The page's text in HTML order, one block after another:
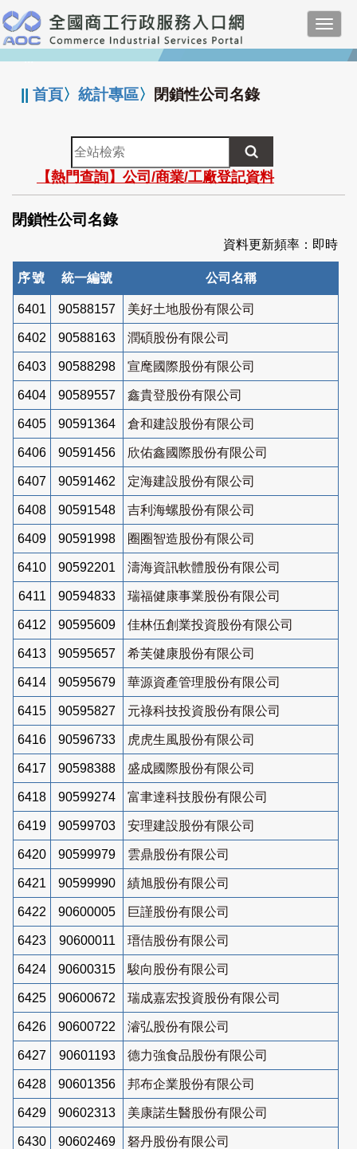
跳
到
主
要
:::
||首頁〉統計專區〉 閉鎖性公司名錄
全
站
檢
索
【熱門查詢】公司/商業/工廠登記資料
閉鎖性公司名錄
資料更新頻率：即時
序號 統一編號 公司名稱
6401 90588157 美好土地股份有限公司
6402 90588163 潤碩股份有限公司
6403 90588298 宣麾國際股份有限公司
6404 90589557 鑫貴登股份有限公司
6405 90591364 倉和建設股份有限公司
6406 90591456 欣佑鑫國際股份有限公司
6407 90591462 定海建設股份有限公司
6408 90591548 吉利海螺股份有限公司
6409 90591998 圈圈智造股份有限公司
6410 90592201 濤海資訊軟體股份有限公司
6411 90594833 瑞福健康事業股份有限公司
6412 90595609 佳林伍創業投資股份有限公司
6413 90595657 希芙健康股份有限公司
6414 90595679 華源資產管理股份有限公司
6415 90595827 元祿科技投資股份有限公司
6416 90596733 虎虎生風股份有限公司
6417 90598388 盛成國際股份有限公司
6418 90599274 富聿達科技股份有限公司
6419 90599703 安理建設股份有限公司
6420 90599979 雲鼎股份有限公司
6421 90599990 績旭股份有限公司
6422 90600005 巨謹股份有限公司
6423 90600011 瑨佶股份有限公司
6424 90600315 駿向股份有限公司
6425 90600672 瑞成嘉宏投資股份有限公司
6426 90600722 濬弘股份有限公司
6427 90601193 德力強食品股份有限公司
6428 90601356 邦布企業股份有限公司
6429 90602313 美康諾生醫股份有限公司
6430 90602469 砮丹股份有限公司